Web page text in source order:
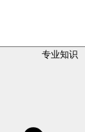
专业知识